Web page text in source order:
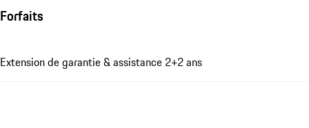
Forfaits
Extension de garantie & assistance 2+2 ans